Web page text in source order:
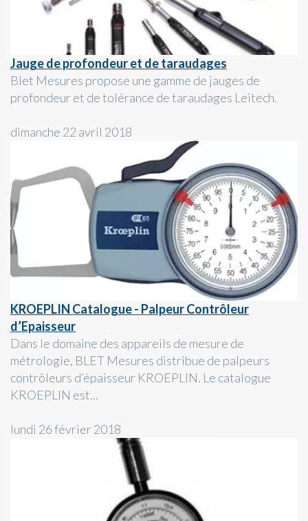
Jauge de profondeur et de taraudages
Blet Mesures propose une gamme de jauges de
profondeur et de tolérance de taraudages Leitech.
dimanche 22 avril 2018
KROEPLIN Catalogue - Palpeur Contrôleur
d’Epaisseur
Dans le domaine des appareils de mesure de
métrologie, BLET Mesures distribue de palpeurs
contrôleurs d’épaisseur KROEPLIN. Le catalogue
KROEPLIN est...
lundi 26 février 2018